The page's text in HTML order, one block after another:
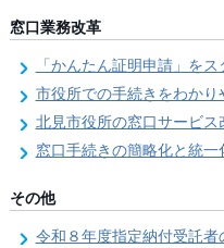
窓口業務改革
「かんたん証明申請」を
市役所での手続きをわかりやすく
北見市役所の窓口サービス
窓口手続きの簡略化と統一化の取り
その他
令和８年度指定納付受託者